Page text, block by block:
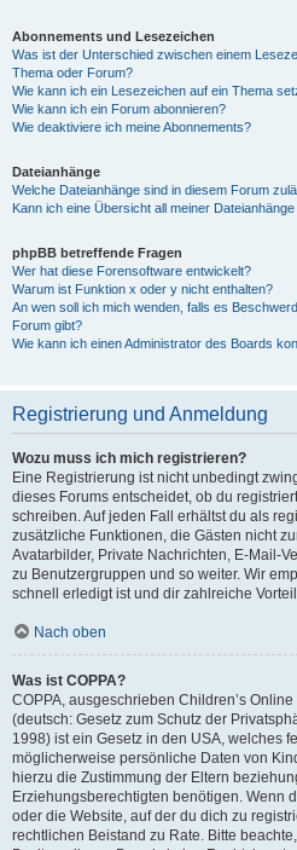
Abonnements und Lesezeichen
Was ist der Unterschied zwischen einem
Thema oder Forum?
Wie kann ich ein Lesezeichen auf ein Thema
Wie kann ich ein Forum abonnieren?
Wie deaktiviere ich meine Abonnements?
Dateianhänge
Welche Dateianhänge sind in diesem Forum
Kann ich eine Übersicht all meiner
phpBB betreffende Fragen
Wer hat diese Forensoftware entwickelt?
Warum ist Funktion x oder y nicht enthalten?
An wen soll ich mich wenden, falls es
Forum gibt?
Wie kann ich einen Administrator des Boards
Registrierung und Anmeldung
Wozu muss ich mich registrieren?
Eine Registrierung ist nicht unbedingt
dieses Forums entscheidet, ob du
schreiben. Auf jeden Fall erhältst du als
zusätzliche Funktionen, die Gästen nicht
Avatarbilder, Private Nachrichten, E-Mail-
zu Benutzergruppen und so weiter. Wir
schnell erledigt ist und dir zahlreiche
Nach oben
Was ist COPPA?
COPPA, ausgeschrieben Children’s
(deutsch: Gesetz zum Schutz der
1998) ist ein Gesetz in den USA, welches
möglicherweise persönliche Daten von
hierzu die Zustimmung der Eltern
Erziehungsberechtigten benötigen. Wenn
oder die Website, auf der du dich zu
rechtlichen Beistand zu Rate. Bitte